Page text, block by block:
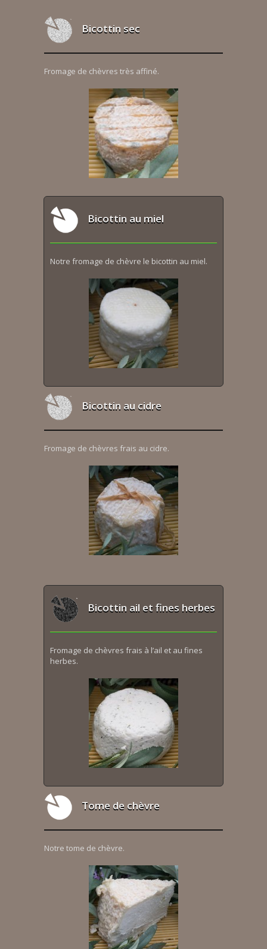
Bicottin sec
Fromage de chèvres très affiné.
Bicottin au miel
Notre fromage de chèvre le bicottin au miel.
Bicottin au cidre
Fromage de chèvres frais au cidre.
Bicottin ail et fines herbes
Fromage de chèvres frais à l’ail et au fines
herbes.
Tome de chèvre
Notre tome de chèvre.